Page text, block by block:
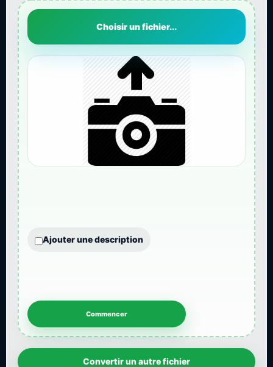
Choisir un fichier...
Ajouter une description
Convertir un autre fichier